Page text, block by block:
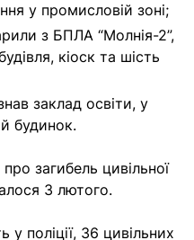
у промисловій зоні;
з БПЛА “Молнія-2”,
кіоск та шість
заклад освіти, у
будинок.
загибель цивільної
3 лютого.
поліції, 36 цивільних